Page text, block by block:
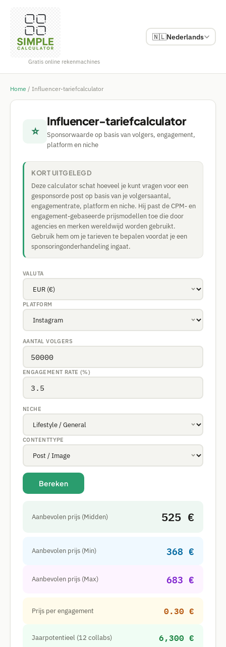
Gratis online rekenmachines
🇳🇱Nederlands
Home / Influencer-tariefcalculator
⭐
Influencer-tariefcalculator
Sponsorwaarde op basis van volgers, engagement,
platform en niche
KORT UITGELEGD
Deze calculator schat hoeveel je kunt vragen voor een
gesponsorde post op basis van je volgersaantal,
engagementrate, platform en niche. Hij past de CPM- en
engagement-gebaseerde prijsmodellen toe die door
agencies en merken wereldwijd worden gebruikt.
Gebruik hem om je tarieven te bepalen voordat je een
sponsoringonderhandeling ingaat.
VALUTA
PLATFORM
AANTAL VOLGERS
ENGAGEMENT RATE (%)
NICHE
CONTENTTYPE
Bereken
Aanbevolen prijs (Midden) 525 €
Aanbevolen prijs (Min) 368 €
Aanbevolen prijs (Max) 683 €
Prijs per engagement 0.30 €
Jaarpotentieel (12 collabs) 6,300 €